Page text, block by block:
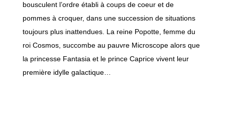
bousculent l’ordre établi à coups de coeur et de
pommes à croquer, dans une succession de situations
toujours plus inattendues. La reine Popotte, femme du
roi Cosmos, succombe au pauvre Microscope alors que
la princesse Fantasia et le prince Caprice vivent leur
première idylle galactique…